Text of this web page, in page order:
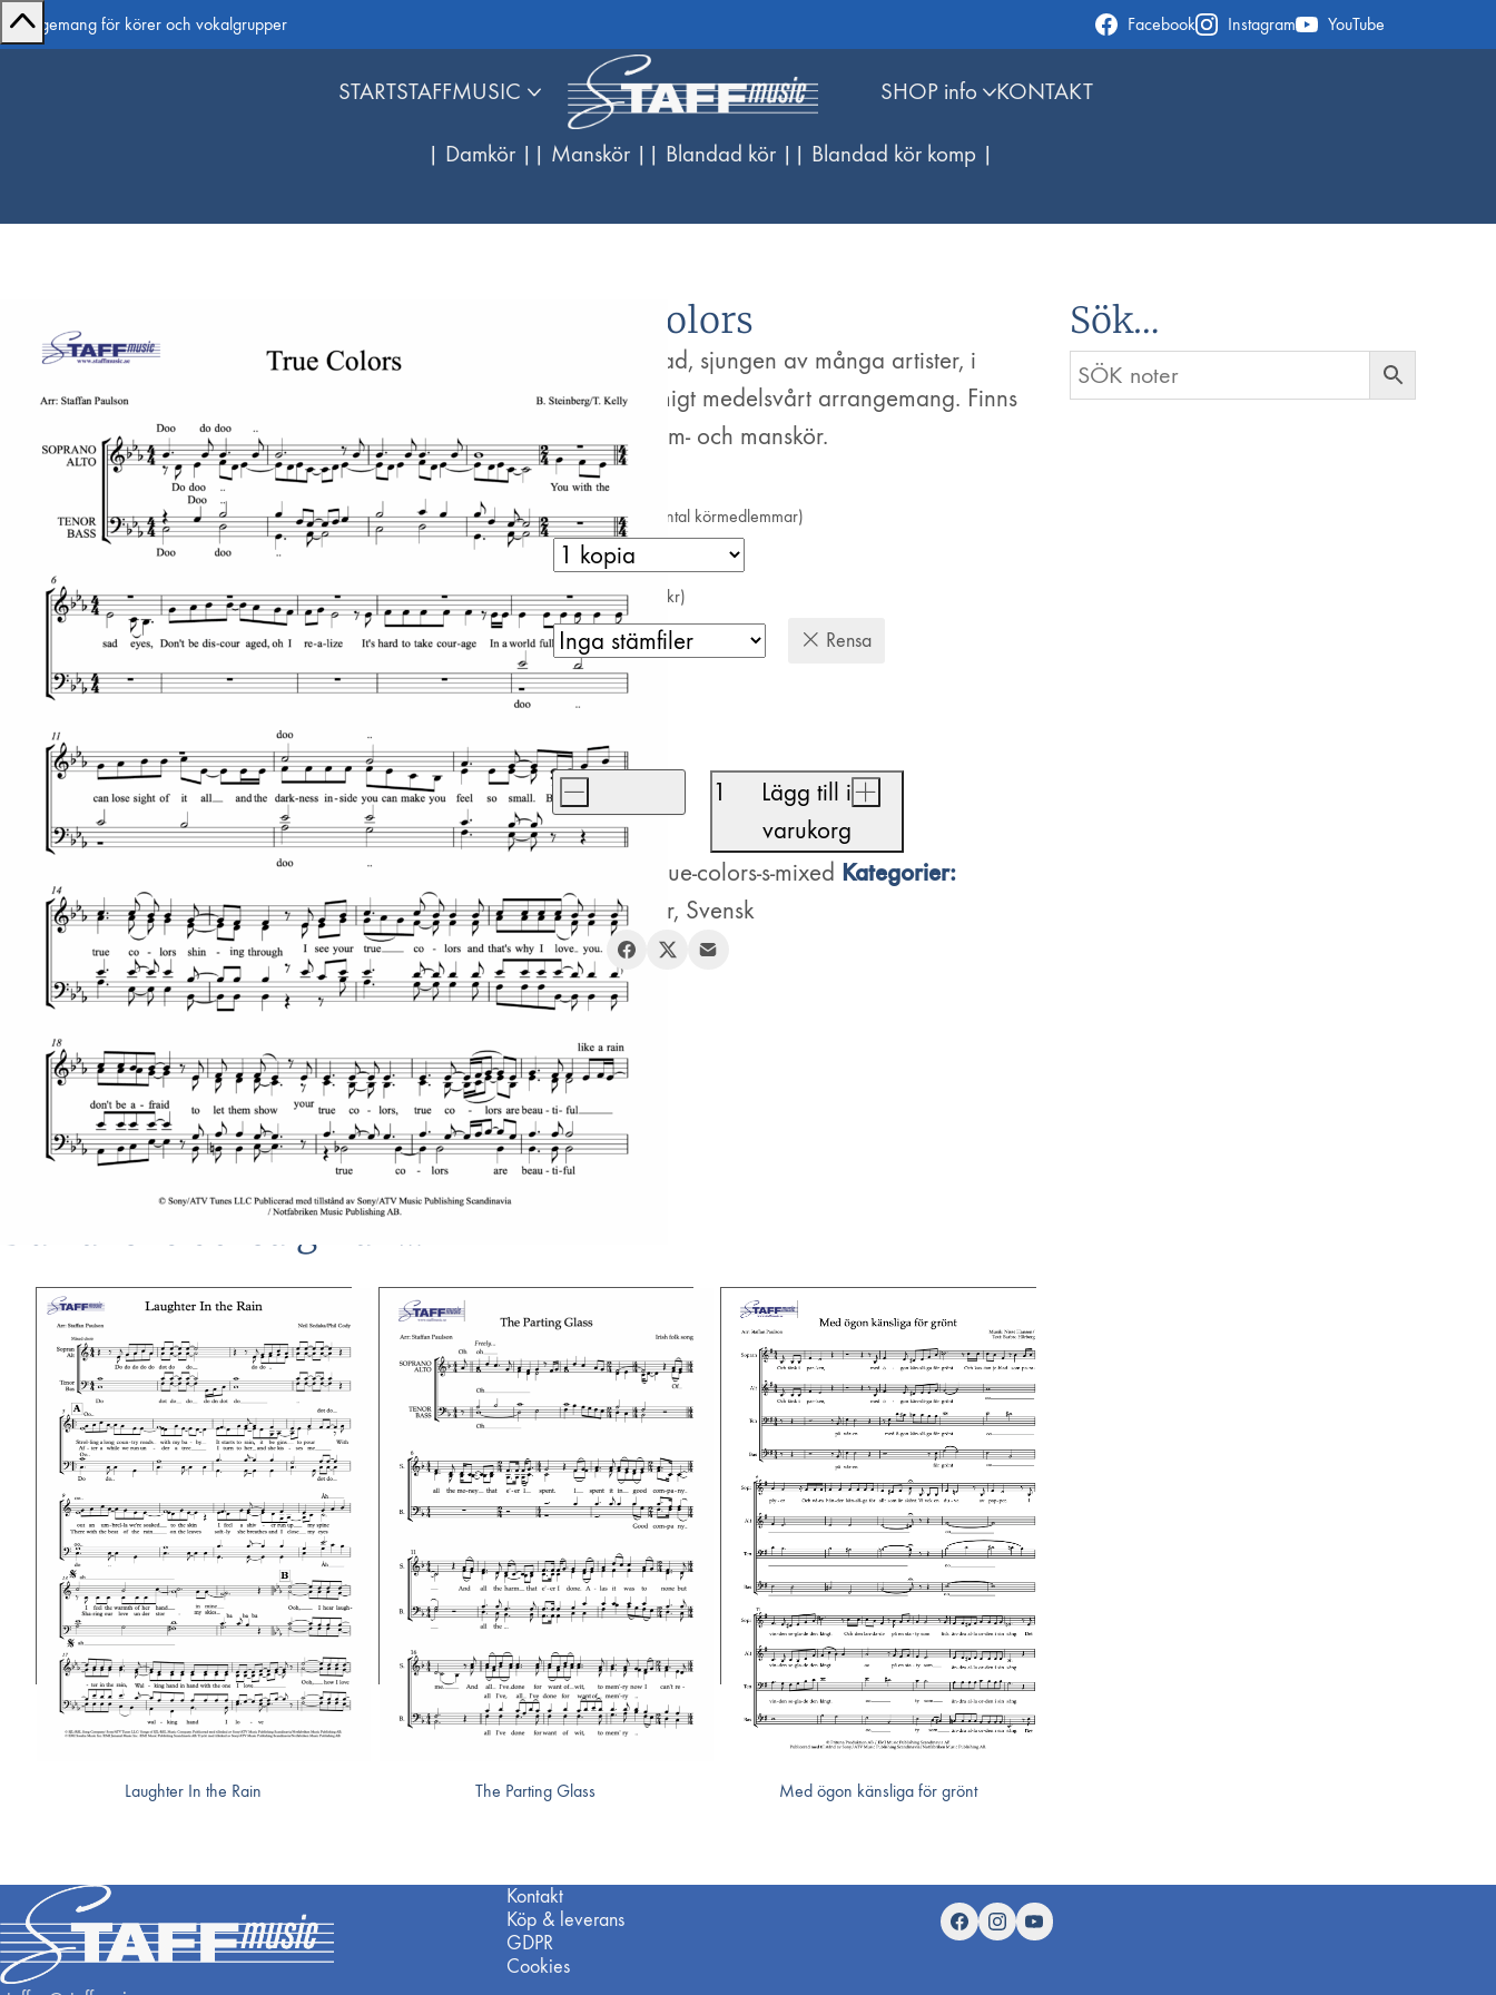
Arrangemang för körer och vokalgrupper Facebook Instagram YouTube
STARTSTAFFMUSIC SHOP info KONTAKT
| Damkör | | Manskör | | Blandad kör | | Blandad kör komp |
True Colors
Snygg ballad, sjungen av många artister, i
ett fyrstämmigt medelsvårt arrangemang. Finns
även för dam- och manskör.
Antal kopior (=antal körmedlemmar)
Stämfiler (+200 kr)
Rensa
410
True
Colors
- +
Lägg till i
varukorg
true-colors-s-mixed Kategorier:
Blandad kör, Svensk
Dela:
Du kanske också gillar …
Laughter In the Rain The Parting Glass Med ögon känsliga för grönt
Sök…
Kontakt
Köp & leverans
GDPR
Cookies